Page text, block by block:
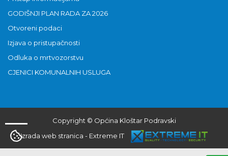
GODIŠNJI PLAN RADA ZA 2026
Otvoreni podaci
Izjava o pristupačnosti
Odluka o mrtvozorstvu
CJENICI KOMUNALNIH USLUGA
Copyright © Općina Kloštar Podravski
Izrada web stranica - Extreme IT